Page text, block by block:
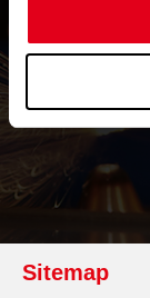
Sitemap